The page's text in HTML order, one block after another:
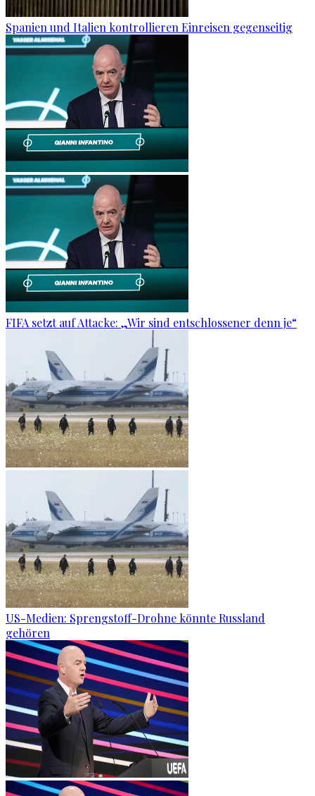
Spanien und Italien kontrollieren Einreisen gegenseitig
FIFA setzt auf Attacke: „Wir sind entschlossener denn je“
US-Medien: Sprengstoff-Drohne könnte Russland
gehören